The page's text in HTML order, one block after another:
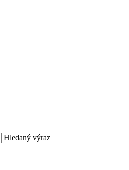
Hledaný výraz